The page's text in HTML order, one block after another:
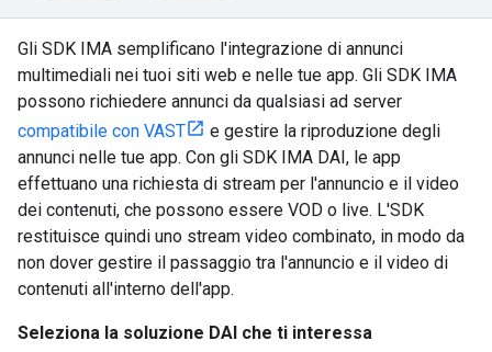
Gli SDK IMA semplificano l'integrazione di annunci
multimediali nei tuoi siti web e nelle tue app. Gli SDK IMA
possono richiedere annunci da qualsiasi ad server
compatibile con VAST
e gestire la riproduzione degli
annunci nelle tue app. Con gli SDK IMA DAI, le app
effettuano una richiesta di stream per l'annuncio e il video
dei contenuti, che possono essere VOD o live. L'SDK
restituisce quindi uno stream video combinato, in modo da
non dover gestire il passaggio tra l'annuncio e il video di
contenuti all'interno dell'app.
Seleziona la soluzione DAI che ti interessa